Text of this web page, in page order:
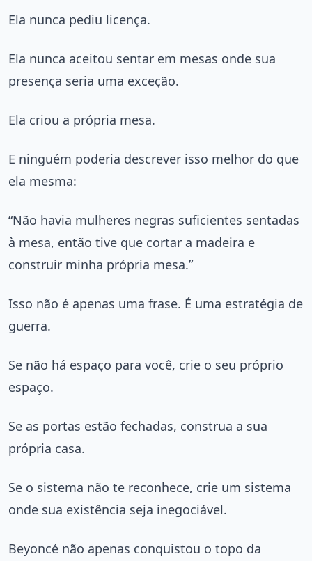
Ela nunca pediu licença.
Ela nunca aceitou sentar em mesas onde sua
presença seria uma exceção.
Ela criou a própria mesa.
E ninguém poderia descrever isso melhor do que
ela mesma:
“Não havia mulheres negras suficientes sentadas
à mesa, então tive que cortar a madeira e
construir minha própria mesa.”
Isso não é apenas uma frase. É uma estratégia de
guerra.
Se não há espaço para você, crie o seu próprio
espaço.
Se as portas estão fechadas, construa a sua
própria casa.
Se o sistema não te reconhece, crie um sistema
onde sua existência seja inegociável.
Beyoncé não apenas conquistou o topo da